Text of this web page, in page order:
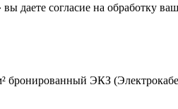
даете согласие на обработку
ЭКЗ